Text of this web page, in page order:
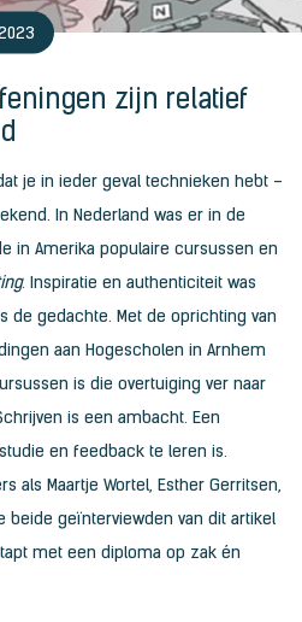
zijn relatief
je in ieder geval technieken hebt –
In Nederland was er in de
in Amerika populaire cursussen en
. Inspiratie en authenticiteit was
de gedachte. Met de oprichting van
aan Hogescholen in Arnhem
is die overtuiging ver naar
is een ambacht. Een
en feedback te leren is.
als Maartje Wortel, Esther Gerritsen,
beide geïnterviewden van dit artikel
met een diploma op zak én